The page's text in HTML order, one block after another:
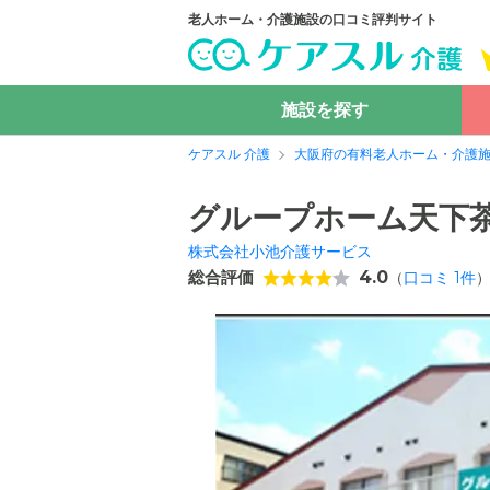
老人ホーム・介護施設の口コミ評判サイト
施設を探す
ケアスル 介護 大阪府の有料老人ホーム・介護
グループホーム天下
株式会社小池介護サービス
総合評価 4.0 （口コミ 1件）